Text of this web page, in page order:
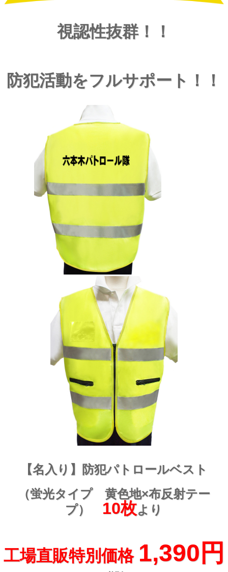
視認性抜群！！
防犯活動をフルサポート！！
【名入り】防犯パトロールベスト
（蛍光タイプ 黄色地×布反射テー
プ） 10枚より
工場直販特別価格 1,390円